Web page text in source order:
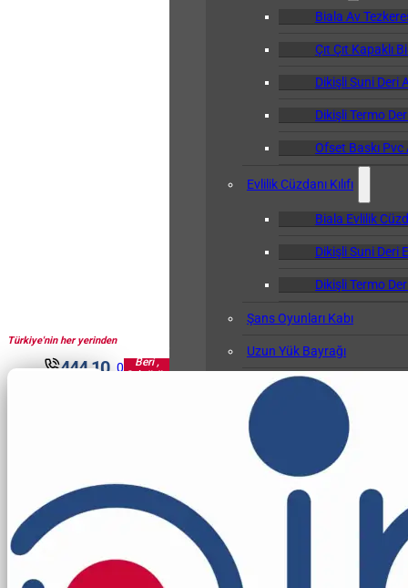
Türkiye'nin her yerinden
444 10 0
Beri ,
Sektörün
Biala Av
Çıt Çıt Kapaklı
Dikişli Suni Deri
Dikişli Termo
Ofset Baskı Pvc
Evlilik Cüzdanı Kılıfı
Biala Evlilik
Dikişli Suni Deri
Dikişli Termo
Şans Oyunları Kabı
Uzun Yük Bayrağı
Klasör
Okul Albümü
Öğretmen Not Defteri Kabı
Biala
Gemi Bağlama Kütüğü Kabı